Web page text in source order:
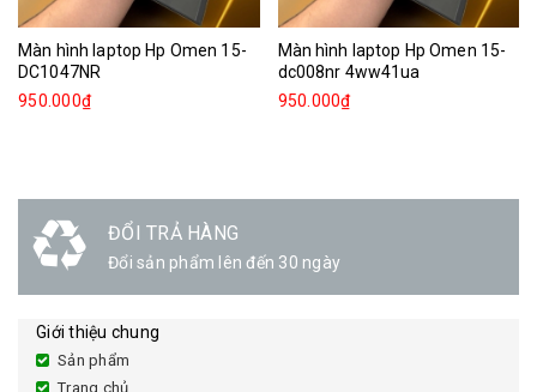
Màn hình laptop Hp Omen 15-
DC1047NR
950.000₫
Màn hình laptop Hp Omen 15-
dc008nr 4ww41ua
950.000₫
GIAO HÀNG
Linh hoạt
Giới thiệu chung
Sản phẩm
Trang chủ